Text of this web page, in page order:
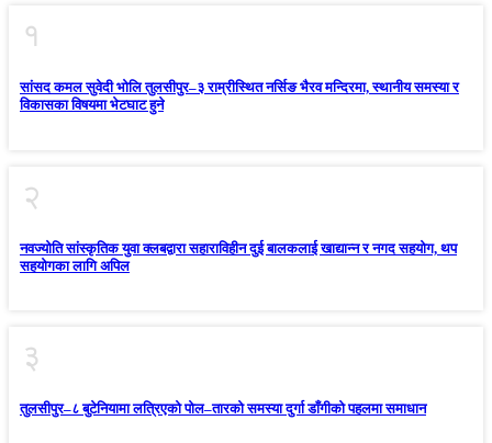
१
सांसद कमल सुवेदी भोलि तुलसीपुर–३ राम्रीस्थित नर्सिङ भैरव मन्दिरमा, स्थानीय समस्या र
विकासका विषयमा भेटघाट हुने
२
नवज्योति सांस्कृतिक युवा क्लबद्वारा सहाराविहीन दुई बालकलाई खाद्यान्न र नगद सहयोग, थप
सहयोगका लागि अपिल
३
तुलसीपुर–८ बुटेनियामा लत्रिएको पोल–तारको समस्या दुर्गा डाँगीको पहलमा समाधान